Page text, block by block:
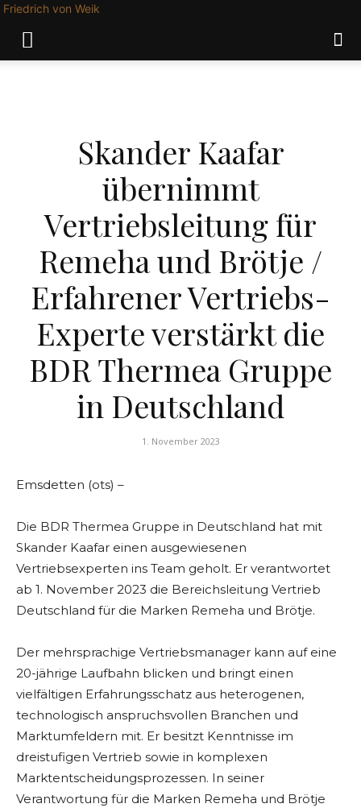
Friedrich von Weik
Skander Kaafar
übernimmt
Vertriebsleitung für
Remeha und Brötje /
Erfahrener Vertriebs-
Experte verstärkt die
BDR Thermea Gruppe
in Deutschland
1. November 2023
Emsdetten (ots) –
Die BDR Thermea Gruppe in Deutschland hat mit
Skander Kaafar einen ausgewiesenen
Vertriebsexperten ins Team geholt. Er verantwortet
ab 1. November 2023 die Bereichsleitung Vertrieb
Deutschland für die Marken Remeha und Brötje.
Der mehrsprachige Vertriebsmanager kann auf eine
20-jährige Laufbahn blicken und bringt einen
vielfältigen Erfahrungsschatz aus heterogenen,
technologisch anspruchsvollen Branchen und
Marktumfeldern mit. Er besitzt Kenntnisse im
dreistufigen Vertrieb sowie in komplexen
Marktentscheidungsprozessen. In seiner
Verantwortung für die Marken Remeha und Brötje